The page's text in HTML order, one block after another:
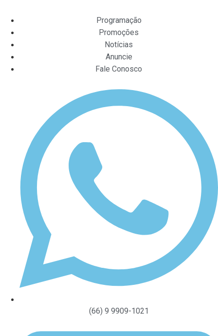
Programação
Promoções
Notícias
Anuncie
Fale Conosco
(66) 9 9909-1021